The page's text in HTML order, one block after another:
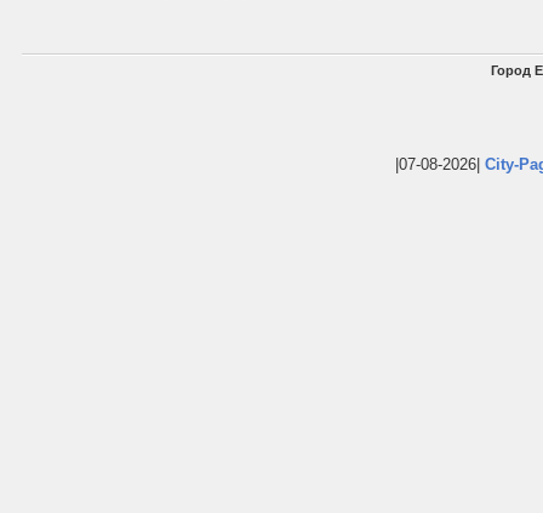
Город
|07-08-2026| City-